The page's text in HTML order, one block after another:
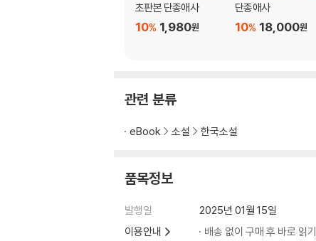
초판본 단종애사
1,980원
10%
단종애사
18,000원
10%
관련 분류
eBook 소설 한국소설
품목정보
발행일
2025년 01월 15일
이용안내
배송 없이 구매 후 바로 읽기